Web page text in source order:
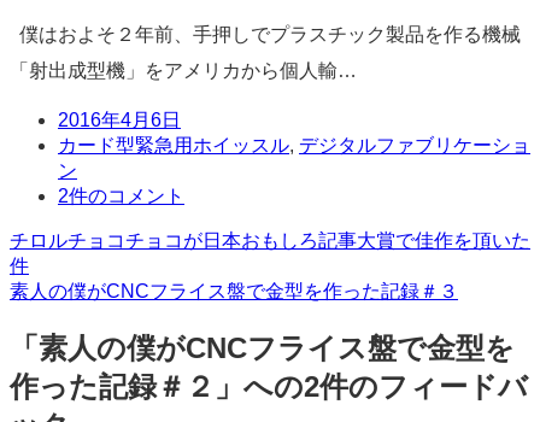
僕はおよそ２年前、手押しでプラスチック製品を作る機械
「射出成型機」をアメリカから個人輸…
日
時
2016年4月6日
タ
グ
カード型緊急用ホイッスル, デジタルファブリケーショ
ン
コ
ン
2件のコメント
投
稿
ゲ
チロルチョコチョコが日本おもしろ記事大賞で佳作を頂いた
件
素人の僕がCNCフライス盤で金型を作った記録＃３
「素人の僕がCNCフライス盤で金型を
作った記録＃２ 」への2件のフィードバ